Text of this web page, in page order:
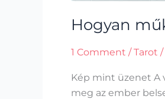
Hogyan
1 Comment /Tarot /
Kép mint üzenet A
meg az ember